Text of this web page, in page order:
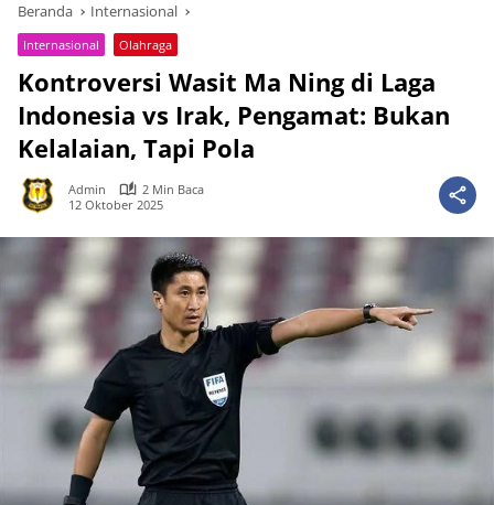
Beranda Internasional
Internasional Olahraga
Kontroversi Wasit Ma Ning di Laga
Indonesia vs Irak, Pengamat: Bukan
Kelalaian, Tapi Pola
Admin
2 Min Baca
12 Oktober 2025